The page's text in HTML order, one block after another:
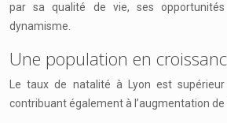
par sa qualité de vie, ses
dynamisme.
Une population en
Le taux de natalité à Lyon est
contribuant également à l’augmentation de